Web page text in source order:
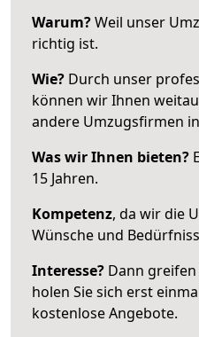
Warum?Weil unser
richtig ist.
Wie? Durch unser
können wir Ihnen
andere Umzugsfirmen
Was wir Ihnen bieten?
15 Jahren.
Kompetenz, da wir die
Wünsche und
Interesse? Dann
holen Sie sich erst
kostenlose Angebote.